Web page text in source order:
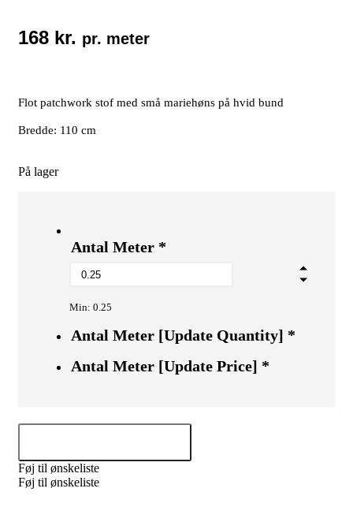
168 kr. pr. meter
Flot patchwork stof med små mariehøns på hvid bund
Bredde: 110 cm
På lager
Antal Meter *
Min: 0.25
Antal Meter [Update Quantity] *
Antal Meter [Update Price] *
Føj til ønskeliste
Føj til ønskeliste